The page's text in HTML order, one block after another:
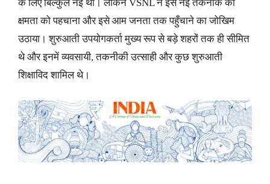
के लिए बिल्कुल नई थी। लेकिन VSNL ने इस नई तकनीक की
क्षमता को पहचाना और इसे आम जनता तक पहुँचाने का जोखिम
उठाया। शुरुआती उपयोगकर्ता मुख्य रूप से बड़े शहरों तक ही सीमित
थे और इनमें व्यवसायी, तकनीकी उत्साही और कुछ शुरुआती
शिक्षाविद शामिल थे।